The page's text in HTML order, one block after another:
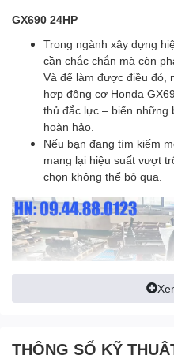
GX690 24HP
Trong ngành xây dựng
cần chắc chắn mà còn
Và để làm được điều đó,
hợp động cơ Honda
thủ đắc lực – biến những
hoàn hảo.
Nếu bạn đang tìm kiếm
mang lại hiệu suất vượt
chọn không thể bỏ qua.
THÔNG SỐ KỸ